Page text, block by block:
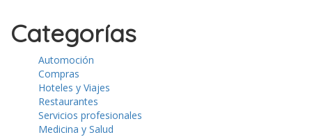
Categorías
Automoción
Compras
Hoteles y Viajes
Restaurantes
Servicios profesionales
Medicina y Salud